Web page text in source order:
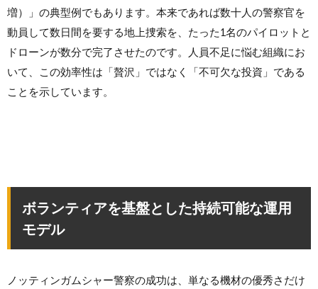
増）」の典型例でもあります。本来であれば数十人の警察官を
動員して数日間を要する地上捜索を、たった1名のパイロットと
ドローンが数分で完了させたのです。人員不足に悩む組織にお
いて、この効率性は「贅沢」ではなく「不可欠な投資」である
ことを示しています。
ボランティアを基盤とした持続可能な運用
モデル
ノッティンガムシャー警察の成功は、単なる機材の優秀さだけ